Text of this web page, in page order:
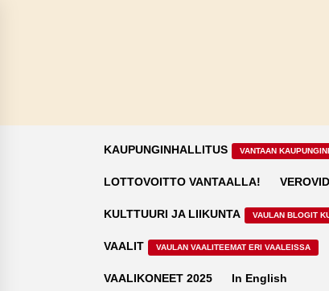
KAUPUNGINHALLITUS VANTAAN
LOTTOVOITTO VANTAALLA!
KULTTUURI JA LIIKUNTA VAULAN BLOGIT
VAALIT VAULAN VAALITEEMAT ERI VAALEISSA
VAALIKONEET 2025 In English